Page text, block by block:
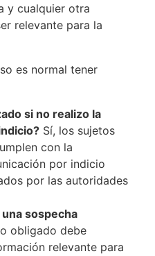
y cualquier otra
relevante para la
es normal tener
si no realizo la
Sí, los sujetos
con la
por indicio
por las autoridades
sospecha
obligado debe
relevante para